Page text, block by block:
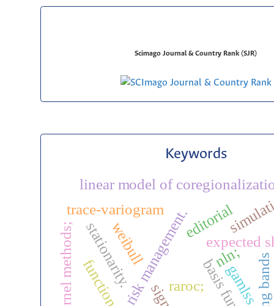
Scimago Journal & Country Rank (SJR)
Keywords
editorial
expected
nln;
raroc;
risk management.
linear model of
trace-variogram
kernel methods;stationarity. gamlss
weibull